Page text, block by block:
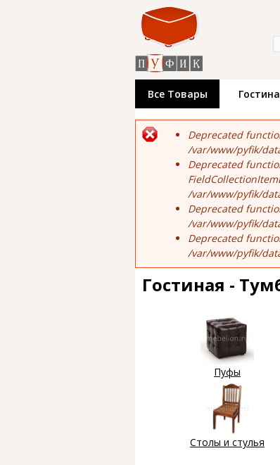
Все Товары
Сообщение
Deprecated
/var/www/pyfik/
Deprecated
/var/www/pyfik/
Deprecated
/var/www/pyfik/
Deprecated
/var/www/pyfik/
Гостиная -
Пуфы
Столы и стулья